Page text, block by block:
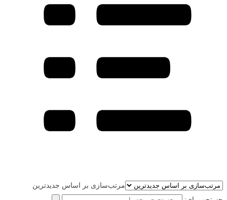
مرتب‌سازی بر اساس جدیدترین